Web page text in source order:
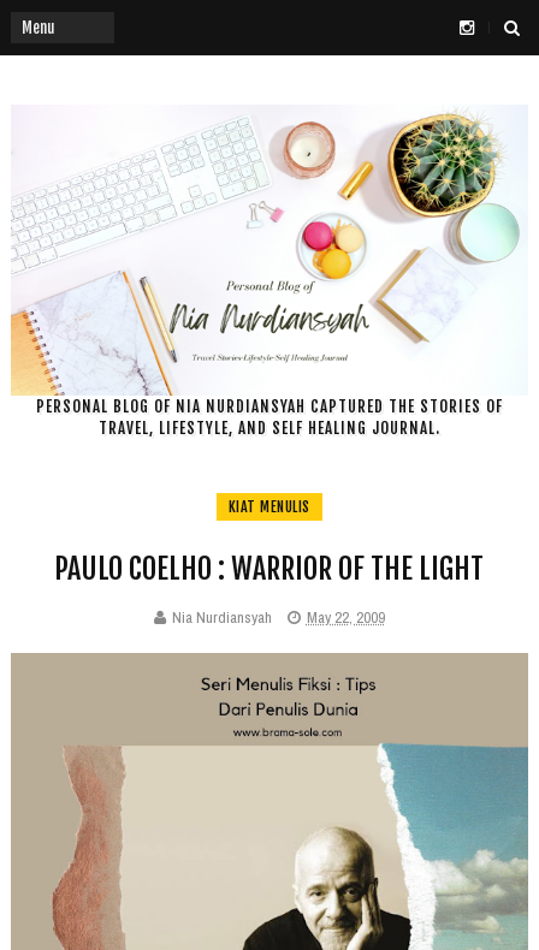
PERSONAL BLOG OF NIA NURDIANSYAH CAPTURED THE STORIES OF
TRAVEL, LIFESTYLE, AND SELF HEALING JOURNAL.
KIAT MENULIS
PAULO COELHO : WARRIOR OF THE LIGHT
Nia Nurdiansyah May 22, 2009